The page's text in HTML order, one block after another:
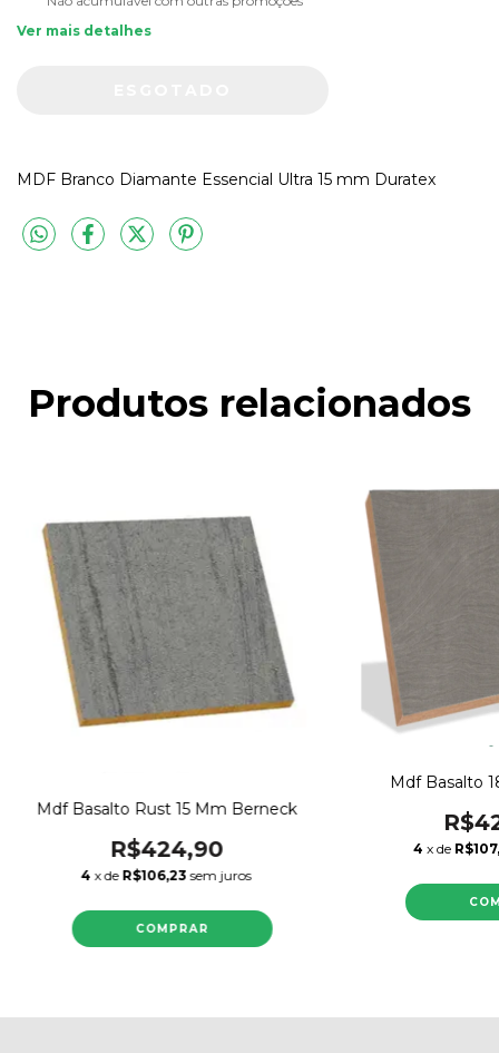
Ver mais detalhes
MDF Branco Diamante Essencial Ultra 15 mm Duratex
Produtos relacionados
Mdf Basalto Rust 15 Mm Berneck
R$424,90
4 x de R$106,23 sem juros
Mdf Basalto
4 x de